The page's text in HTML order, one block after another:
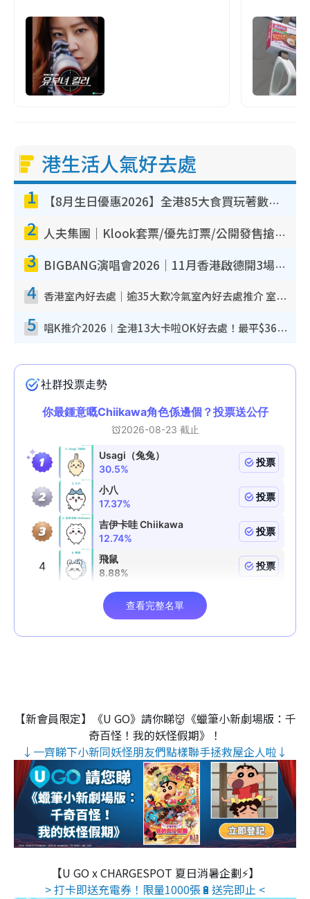
港生活人氣好去處
1 【8月生日優惠2026】全港85大食買玩著數攻略 自助餐/火鍋放題同行免費＋誠品/DONKI送現金券
2 人夫集團｜Klook套票/優先訂票/公開發售搶飛攻略！附票價.購票連結.場地座位表
3 BIGBANG演唱會2026｜11月香港啟德開3場！實名制VIP申請、優先購票攻略
4 香港室內好去處｜逾35大歎冷氣室內好去處推介 室內活動免費避雨無懼落雨
5 唱K推介2026︱全港13大卡啦OK好去處！最平$36起 日文K都有！(附地址+收費詳情)
【新會員限定】《U GO》請你睇👹《蠟筆小新劇場版：千
奇百怪！我的妖怪假期》！
↓一齊睇下小新同妖怪朋友們點樣聯手拯救屋企人啦↓
【U GO x CHARGESPOT 夏日消暑企劃⚡】
> 打卡即送充電券！限量1000張🔋送完即止 <